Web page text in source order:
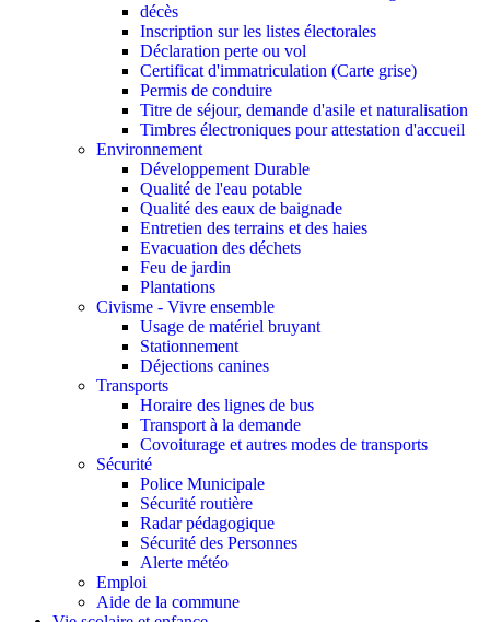
décès
Inscription sur les listes électorales
Déclaration perte ou vol
Certificat d'immatriculation (Carte grise)
Permis de conduire
Titre de séjour, demande d'asile et naturalisation
Timbres électroniques pour attestation d'accueil
Environnement
Développement Durable
Qualité de l'eau potable
Qualité des eaux de baignade
Entretien des terrains et des haies
Evacuation des déchets
Feu de jardin
Plantations
Civisme - Vivre ensemble
Usage de matériel bruyant
Stationnement
Déjections canines
Transports
Horaire des lignes de bus
Transport à la demande
Covoiturage et autres modes de transports
Sécurité
Police Municipale
Sécurité routière
Radar pédagogique
Sécurité des Personnes
Alerte météo
Emploi
Aide de la commune